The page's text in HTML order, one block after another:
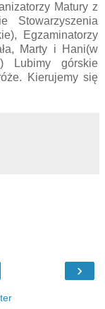
Matury z
Stowarzyszenia
Egzaminatorzy
Marty i Hani(w
Lubimy górskie
Kierujemy się
›